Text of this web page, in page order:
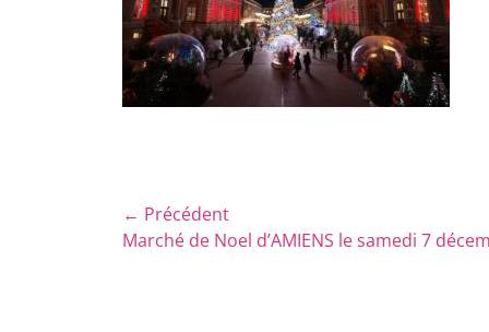
Navigation
de
← Précédent
Article
Marché de Noel d’AMIENS le samedi 7